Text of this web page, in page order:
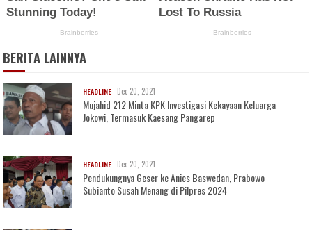
BERITA LAINNYA
HEADLINE Dec 20, 2021
Mujahid 212 Minta KPK Investigasi Kekayaan Keluarga
Jokowi, Termasuk Kaesang Pangarep
HEADLINE Dec 20, 2021
Pendukungnya Geser ke Anies Baswedan, Prabowo
Subianto Susah Menang di Pilpres 2024